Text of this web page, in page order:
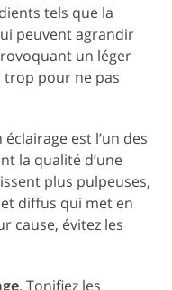
tels que la
peuvent agrandir
un léger
trop pour ne pas
éclairage est l’un des
la qualité d’une
plus pulpeuses,
diffus qui met en
cause, évitez les
. Tonifiez les